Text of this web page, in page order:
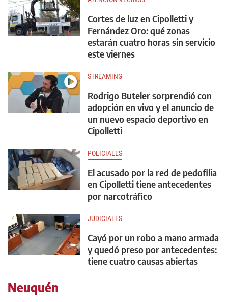
Cortes de luz en Cipolletti y
Fernández Oro: qué zonas
estarán cuatro horas sin servicio
este viernes
STREAMING
Rodrigo Buteler sorprendió con
adopción en vivo y el anuncio de
un nuevo espacio deportivo en
Cipolletti
POLICIALES
El acusado por la red de pedofilia
en Cipolletti tiene antecedentes
por narcotráfico
JUDICIALES
Cayó por un robo a mano armada
y quedó preso por antecedentes:
tiene cuatro causas abiertas
Neuquén